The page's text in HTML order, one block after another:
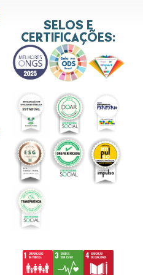
SELOS E
CERTIFICAÇÕES: